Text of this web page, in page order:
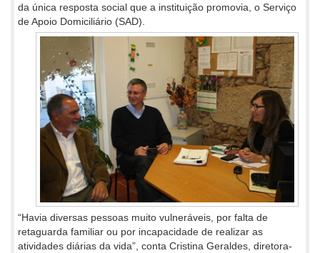
da única resposta social que a instituição promovia, o Serviço
de Apoio Domiciliário (SAD).
“Havia diversas pessoas muito vulneráveis, por falta de
retaguarda familiar ou por incapacidade de realizar as
atividades diárias da vida”, conta Cristina Geraldes, diretora-